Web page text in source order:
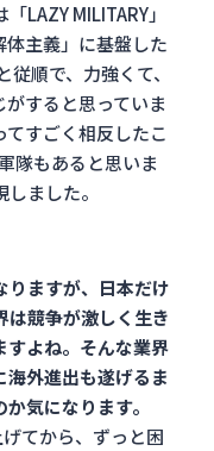
LAZY MILITARY」
主義」に基盤した
順で、力強くて、
すると思っていま
すごく相反したこ
隊もあると思いま
ました。
ますが、 日本だけ
は競争が激しく生き
すよね。そんな業界
外進出も遂げるま
気になります。
てから、ずっと困